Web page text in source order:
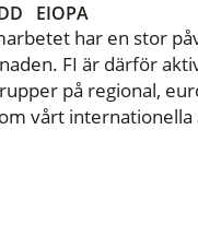
EIOPA
har en stor
FI är därför
på regional,
vårt internationella